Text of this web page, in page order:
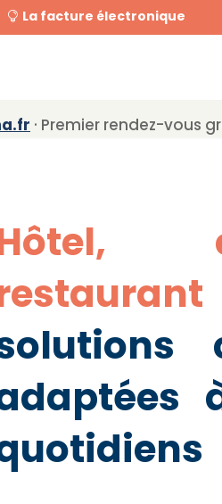
La facture électronique
· Premier rendez-vous